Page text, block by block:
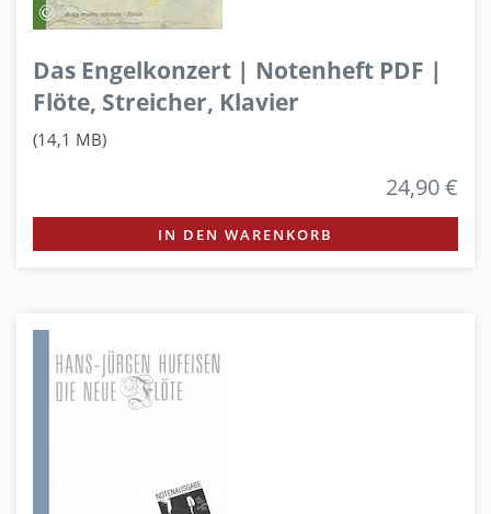
Das Engelkonzert | Notenheft PDF |
Flöte, Streicher, Klavier
(14,1 MB)
24,90 €
IN DEN WARENKORB